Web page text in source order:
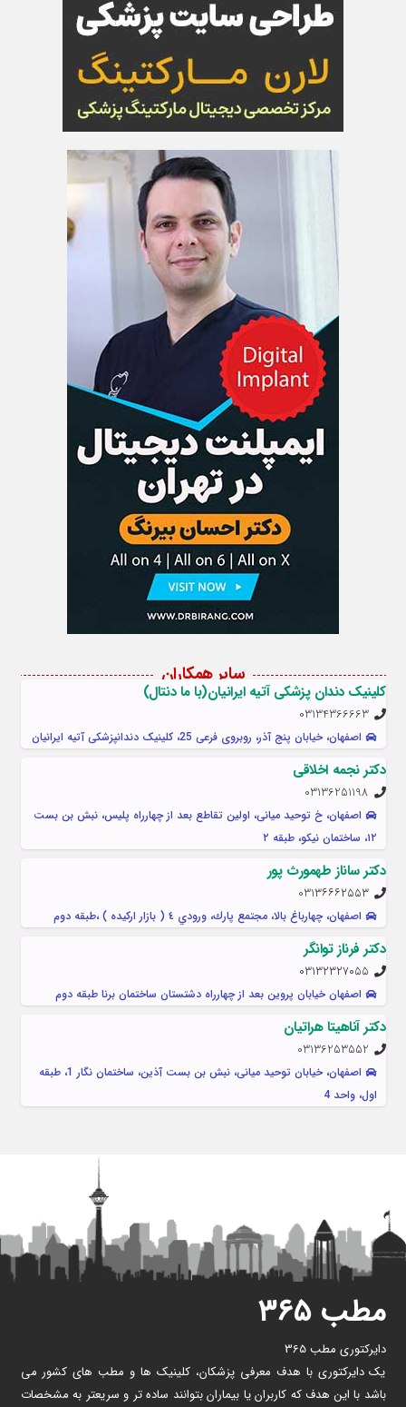
سایر همکاران
کلینیک دندان پزشکی آتیه ایرانیان(با ما دنتال)
03134366663
اصفهان، خیابان پنج آذر، روبروی فرعی 25، کلينيک دندانپزشکی آتیه ایرانیان
دکتر نجمه اخلاقی
03136251198
اصفهان، خ توحید میانی، اولین تقاطع بعد از چهارراه پلیس، نبش بن بست
۱۲، ساختمان نیکو، طبقه ۲
دکتر ساناز طهمورث پور
031٣٦٦٦٢٥٥٣
اصفهان، چهارباغ بالا، مجتمع پارك، ورودي ٤ ( بازار اركيده ) ،طبقه دوم
دکتر فرناز توانگر
۰۳۱۳۲۳۲۷۰۵۵
اصفهان خیابان پروین بعد از چهارراه دشتستان ساختمان برنا طبقه دوم
دکتر آناهیتا هراتیان
03136253552
اصفهان، خیابان توحید میانی، نبش بن بست آذین، ساختمان نگار 1، طبقه
اول، واحد 4
مطب ۳۶۵
دایرکتوری مطب 365
یک دایرکتوری با هدف معرفی پزشکان، کلینیک ها و مطب های کشور می
باشد با این هدف که کاربران یا بیماران بتوانند ساده تر و سریعتر به مشخصات